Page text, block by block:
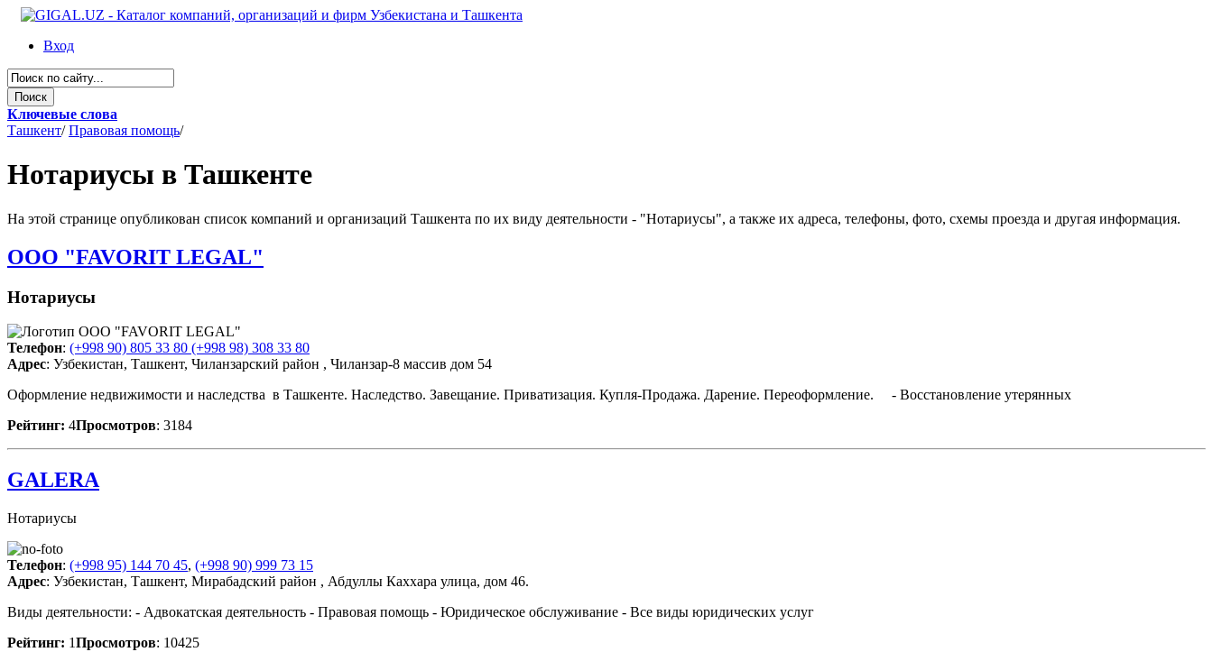
Вход
Ключевые слова
Ташкент/ Правовая помощь/
Нотариусы в Ташкенте
На этой странице опубликован список компаний и организаций Ташкента по их виду деятельности - "Нотариусы", а также их адреса, телефоны, фото, схемы проезда и другая информация.
OOO "FAVORIT LEGAL"
Нотариусы
Телефон: (+998 90) 805 33 80 (+998 98) 308 33 80
Адрес: Узбекистан, Ташкент, Чиланзарский район , Чиланзар-8 массив дом 54
Оформление недвижимости и наследства в Ташкенте. Наследство. Завещание. Приватизация. Купля-Продажа. Дарение. Переоформление. - Восстановление утерянных
Рейтинг: 4Просмотров: 3184
GALERA
Нотариусы
Телефон: (+998 95) 144 70 45, (+998 90) 999 73 15
Адрес: Узбекистан, Ташкент, Мирабадский район , Абдуллы Каххара улица, дом 46.
Виды деятельности: - Адвокатская деятельность - Правовая помощь - Юридическое обслуживание - Все виды юридических услуг
Рейтинг: 1Просмотров: 10425